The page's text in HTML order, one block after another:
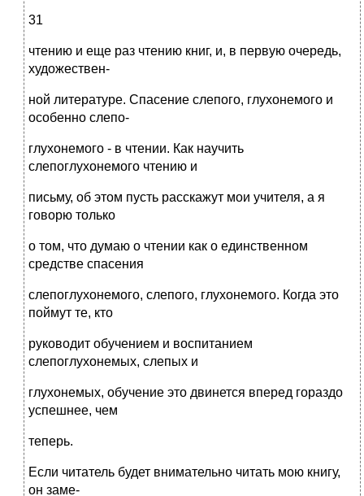
31
чтению и еще раз чтению книг, и, в первую очередь,
художествен-
ной литературе. Спасение слепого, глухонемого и
особенно слепо-
глухонемого - в чтении. Как научить
слепоглухонемого чтению и
письму, об этом пусть расскажут мои учителя, а я
говорю только
о том, что думаю о чтении как о единственном
средстве спасения
слепоглухонемого, слепого, глухонемого. Когда это
поймут те, кто
руководит обучением и воспитанием
слепоглухонемых, слепых и
глухонемых, обучение это двинется вперед гораздо
успешнее, чем
теперь.
Если читатель будет внимательно читать мою книгу,
он заме-